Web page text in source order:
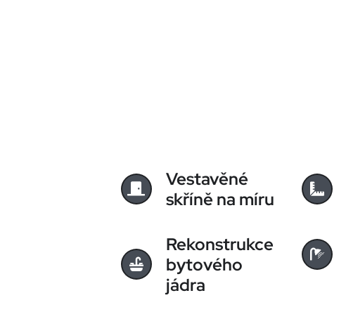
Vestavěné
skříně na míru
Rekonstrukce
bytového
jádra